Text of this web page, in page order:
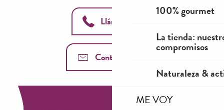
100% gourmet
La tienda:
compromisos
Naturaleza &
ME VOY
Llámanos
Contáctenos